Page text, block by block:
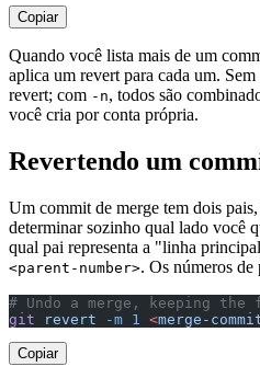
Copiar
Quando você lista mais de um
aplica um revert para cada um. Sem
revert; com -n, todos são
você cria por conta própria.
Revertendo um
Um commit de merge tem dois
determinar sozinho qual lado você
qual pai representa a "linha
<parent-number>. Os números de
# Undo a merge, keeping
git revert -m 1 <merge-
Copiar